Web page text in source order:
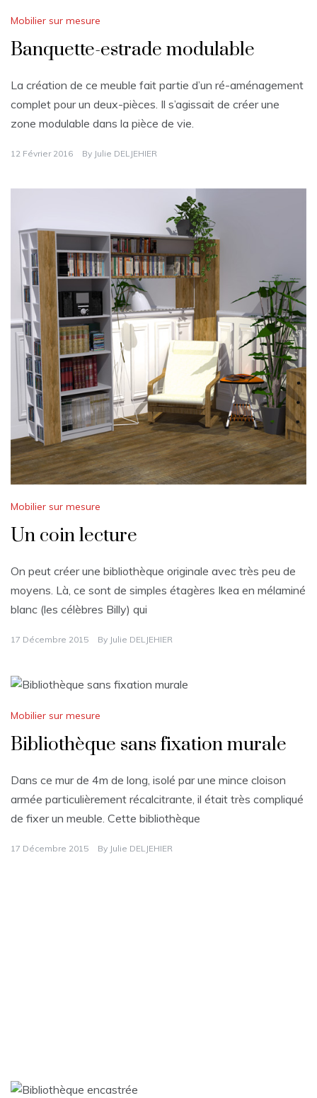
Mobilier sur mesure
Banquette-estrade modulable
La création de ce meuble fait partie d’un ré-aménagement
complet pour un deux-pièces. Il s’agissait de créer une
zone modulable dans la pièce de vie.
12 Février 2016 By Julie DELJEHIER
Mobilier sur mesure
Un coin lecture
On peut créer une bibliothèque originale avec très peu de
moyens. Là, ce sont de simples étagères Ikea en mélaminé
blanc (les célèbres Billy) qui
17 Décembre 2015 By Julie DELJEHIER
Mobilier sur mesure
Bibliothèque sans fixation murale
Dans ce mur de 4m de long, isolé par une mince cloison
armée particulièrement récalcitrante, il était très compliqué
de fixer un meuble. Cette bibliothèque
17 Décembre 2015 By Julie DELJEHIER